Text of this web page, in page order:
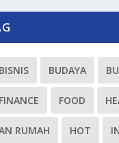
BISNIS BUDAYA
FINANCE FOOD
RUMAH HOT